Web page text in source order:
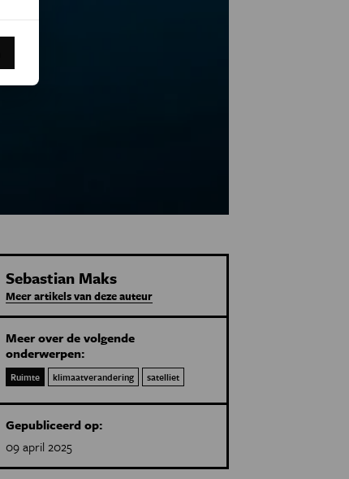
Sebastian Maks
Meer artikels van deze auteur
Meer over de volgende
onderwerpen:
Ruimte klimaatverandering satelliet
Gepubliceerd op:
09 april 2025